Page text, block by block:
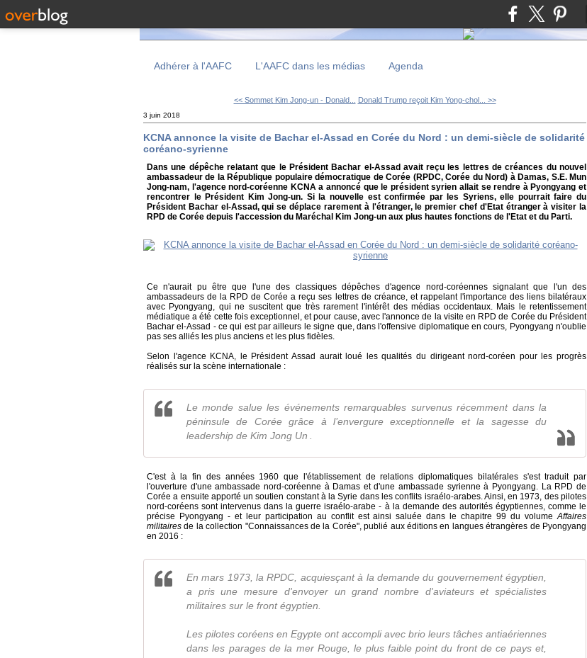
Adhérer à l'AAFC L'AAFC dans les médias Agenda
<< Sommet Kim Jong-un - Donald... Donald Trump reçoit Kim Yong-chol... >>
3 juin 2018
KCNA annonce la visite de Bachar el-Assad en Corée du Nord : un demi-siècle de solidarité
coréano-syrienne
Dans une dépêche relatant que le Président Bachar el-Assad avait reçu les lettres de créances du nouvel
ambassadeur de la République populaire démocratique de Corée (RPDC, Corée du Nord) à Damas, S.E. Mun
Jong-nam, l'agence nord-coréenne KCNA a annoncé que le président syrien allait se rendre à Pyongyang et
rencontrer le Président Kim Jong-un. Si la nouvelle est confirmée par les Syriens, elle pourrait faire du
Président Bachar el-Assad, qui se déplace rarement à l'étranger, le premier chef d'Etat étranger à visiter la
RPD de Corée depuis l'accession du Maréchal Kim Jong-un aux plus hautes fonctions de l'Etat et du Parti.
Ce n'aurait pu être que l'une des classiques dépêches d'agence nord-coréennes signalant que l'un des
ambassadeurs de la RPD de Corée a reçu ses lettres de créance, et rappelant l'importance des liens bilatéraux
avec Pyongyang, qui ne suscitent que très rarement l'intérêt des médias occidentaux. Mais le retentissement
médiatique a été cette fois exceptionnel, et pour cause, avec l'annonce de la visite en RPD de Corée du Président
Bachar el-Assad - ce qui est par ailleurs le signe que, dans l'offensive diplomatique en cours, Pyongyang n'oublie
pas ses alliés les plus anciens et les plus fidèles.
Selon l'agence KCNA, le Président Assad aurait loué les qualités du dirigeant nord-coréen pour les progrès
réalisés sur la scène internationale :
Le monde salue les événements remarquables survenus récemment dans la
péninsule de Corée grâce à l’envergure exceptionnelle et la sagesse du
leadership de Kim Jong Un .
C'est à la fin des années 1960 que l'établissement de relations diplomatiques bilatérales s'est traduit par
l'ouverture d'une ambassade nord-coréenne à Damas et d'une ambassade syrienne à Pyongyang. La RPD de
Corée a ensuite apporté un soutien constant à la Syrie dans les conflits israélo-arabes. Ainsi, en 1973, des pilotes
nord-coréens sont intervenus dans la guerre israélo-arabe - à la demande des autorités égyptiennes, comme le
précise Pyongyang - et leur participation au conflit est ainsi saluée dans le chapitre 99 du volumeAffaires
militaires de la collection "Connaissances de la Corée", publié aux éditions en langues étrangères de Pyongyang
en 2016 :
En mars 1973, la RPDC, acquiesçant à la demande du gouvernement égyptien,
a pris une mesure d'envoyer un grand nombre d'aviateurs et spécialistes
militaires sur le front égyptien.
Les pilotes coréens en Egypte ont accompli avec brio leurs tâches antiaériennes
dans les parages de la mer Rouge, le plus faible point du front de ce pays et,